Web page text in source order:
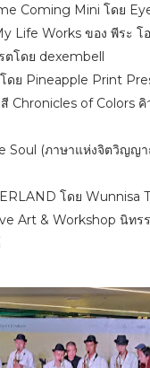
Coming Mini โดย
Life Works ของ พีระ โ
ตโดย dexembell
ดย Pineapple Print
Chronicles of Colors
Soul (ภาษาแห่งจิตวิญญ
โดย Wunnisa
Art & Workshop นิทร